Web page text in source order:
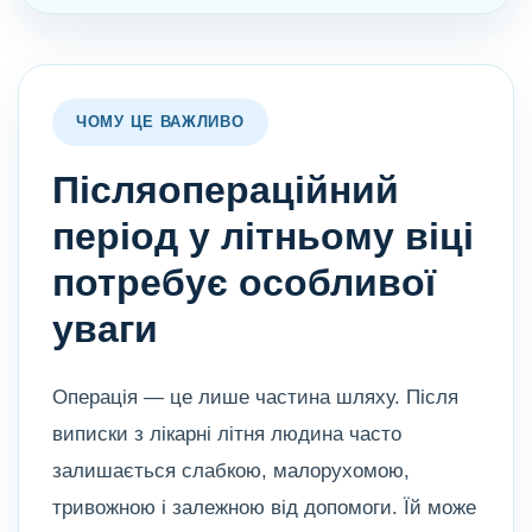
ЧОМУ ЦЕ ВАЖЛИВО
Післяопераційний
період у літньому віці
потребує особливої
уваги
Операція — це лише частина шляху. Після
виписки з лікарні літня людина часто
залишається слабкою, малорухомою,
тривожною і залежною від допомоги. Їй може